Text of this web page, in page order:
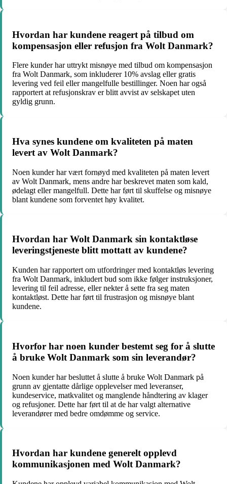
Hvordan har kundene reagert på tilbud om
kompensasjon eller refusjon fra Wolt Danmark?
Flere kunder har uttrykt misnøye med tilbud om kompensasjon
fra Wolt Danmark, som inkluderer 10% avslag eller gratis
levering ved feil eller mangelfulle bestillinger. Noen har også
rapportert at refusjonskrav er blitt avvist av selskapet uten
gyldig grunn.
Hva synes kundene om kvaliteten på maten
levert av Wolt Danmark?
Noen kunder har vært fornøyd med kvaliteten på maten levert
av Wolt Danmark, mens andre har beskrevet maten som kald,
ødelagt eller mangelfull. Dette har ført til skuffelse og misnøye
blant kundene som forventet høy kvalitet.
Hvordan har Wolt Danmark sin kontaktløse
leveringstjeneste blitt mottatt av kundene?
Kunden har rapportert om utfordringer med kontaktløs levering
fra Wolt Danmark, inkludert bud som ikke følger instruksjoner,
levering til feil adresse, eller nekter å sette fra seg maten
kontaktløst. Dette har ført til frustrasjon og misnøye blant
kundene.
Hvorfor har noen kunder bestemt seg for å slutte
å bruke Wolt Danmark som sin leverandør?
Noen kunder har besluttet å slutte å bruke Wolt Danmark på
grunn av gjentatte dårlige opplevelser med leveranser,
kundeservice, matkvalitet og manglende håndtering av klager
og refusjoner. Dette har ført til at de har valgt alternative
leverandører med bedre omdømme og service.
Hvordan har kundene generelt opplevd
kommunikasjonen med Wolt Danmark?